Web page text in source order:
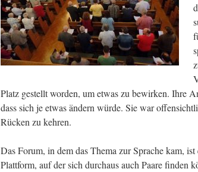
Platz gestellt worden, um etwas zu bewirken. Ihre
dass sich je etwas ändern würde. Sie war
Rücken zu kehren.
Das Forum, in dem das Thema zur Sprache kam,
Plattform, auf der sich durchaus auch Paare finden